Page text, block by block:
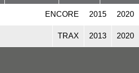
ENCORE 2015 2020
TRAX 2013 2020